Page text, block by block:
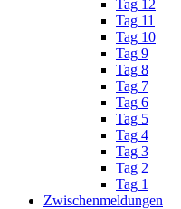
Tag 12
Tag 11
Tag 10
Tag 9
Tag 8
Tag 7
Tag 6
Tag 5
Tag 4
Tag 3
Tag 2
Tag 1
Zwischenmeldungen